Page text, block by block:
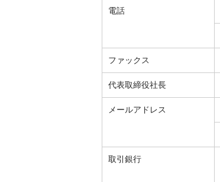
電話
ファックス
代表取締役社長
メールアドレス
取引銀行